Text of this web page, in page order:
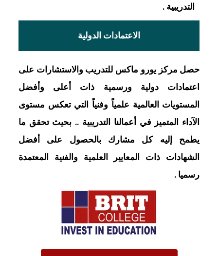
التدريبية .
الاعتمادات الدولية
حصل مركز يورو ماكس للتدريب والاستشارات على
اعتمادات دولية ورسمية ذات أعلى وأفضل
المستويات العالمية علمياً وفنياً التي تعكس مستوى
الآداء المتميز في أعمالنا التدريبية .. بحيث تحقق ما
يطمح إليه كل مشارك بالحصول على أفضل
الشهادات ذات المعايير العلمية والفنية المعتمدة
رسميا .